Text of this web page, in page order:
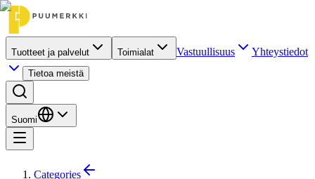
Tuotteet ja palvelut Toimialat Vastuullisuus Yhteystiedot
Tietoa meistä
Suomi
Categories